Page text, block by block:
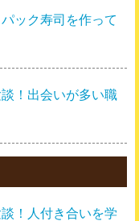
ック寿司を作って
！出会いが多い職
！人付き合いを学